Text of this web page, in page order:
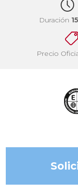
Duración
Precio